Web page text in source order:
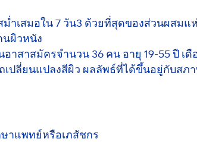
เสมอใน 7 วัน3 ด้วยที่สุดของส่วนผสมแ
ผิวหนัง
สาสมัครจำนวน 36 คน อายุ 19-55 ปี เ
เปลี่ยนแปลงสีผิว ผลลัพธ์ที่ได้ขึ้นอยู่กับส
าแพทย์หรือเภสัชกร